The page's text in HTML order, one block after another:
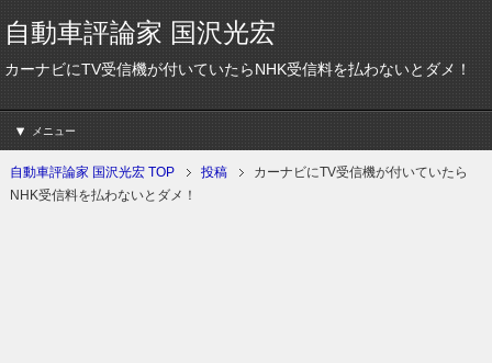
自動車評論家 国沢光宏
カーナビにTV受信機が付いていたらNHK受信料を払わないとダメ！
メニュー
自動車評論家 国沢光宏 TOP 投稿
カーナビにTV受信機が付いていたら
NHK受信料を払わないとダメ！